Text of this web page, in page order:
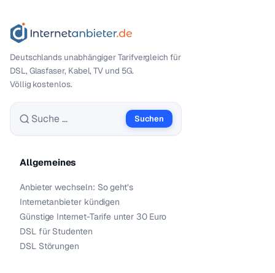
Deutschlands unabhängiger Tarif­vergleich für
DSL, Glasfaser, Kabel, TV und 5G.
Völlig kostenlos.
Suche nach:
Suchen
Allgemeines
Anbieter wechseln: So geht’s
Internetanbieter kündigen
Günstige Internet-Tarife unter 30 Euro
DSL für Studenten
DSL Störungen